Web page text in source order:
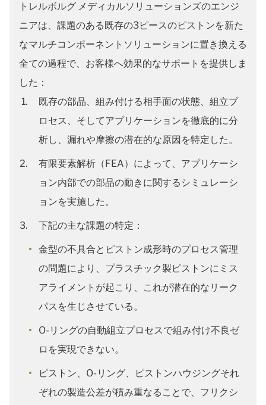
トレルボルグ メディカルソリューションズのエンジ
ニアは、課題のある既存の3ピースのピストンを新た
なマルチコンポーネントソリューションに置き換える
全ての過程で、お客様へ効果的なサポートを提供しま
した：
既存の部品、組み付ける相手面の状態、組立プ
ロセス、そしてアプリケーションを徹底的に分
析し、漏れや摩擦の潜在的な原因を特定した。
有限要素解析（FEA）によって、アプリケーシ
ョン内部での部品の動きに関するシミュレーシ
ョンを実施した。
下記の主な課題の特定：
金型の不具合とピストン成形時のプロセス管理
の問題により、プラスチック製ピストンにミス
アライメントが起こり、これが潜在的なリーク
パスを生じさせている。
O-リングの自動組立プロセスで組み付け不良ゼ
ロを実現できない。
ピストン、O-リング、ピストンハウジングそれ
ぞれの製造公差が積み重なることで、フリクシ